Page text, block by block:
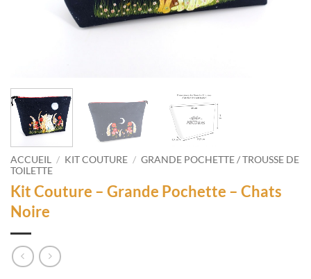
ACCUEIL / KIT COUTURE / GRANDE POCHETTE / TROUSSE DE
TOILETTE
Kit Couture – Grande Pochette – Chats
Noire